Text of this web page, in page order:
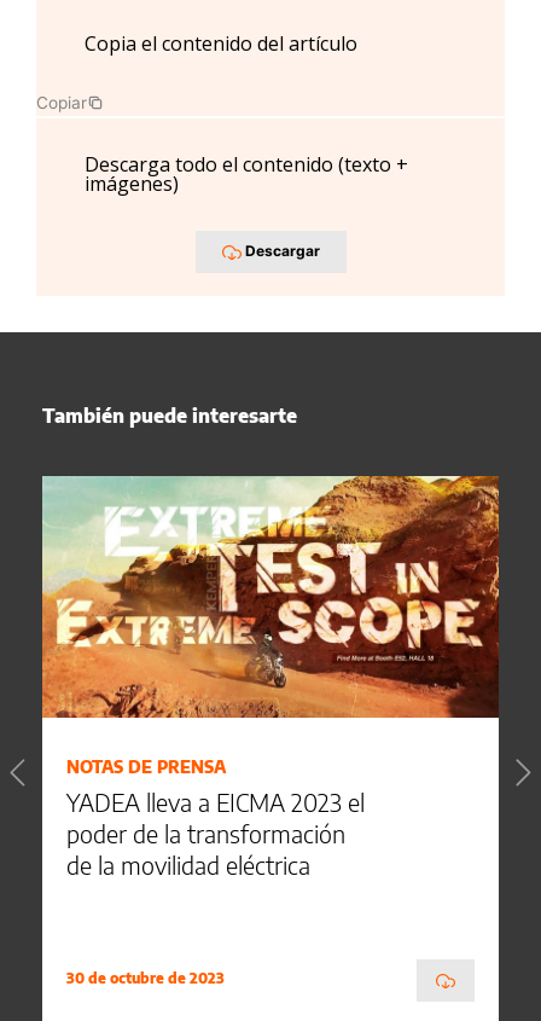
Copia el contenido del artículo
Copiar
Descarga todo el contenido (texto +
imágenes)
Descargar
También puede interesarte
NOTAS DE PRENSA
YADEA lleva a EICMA 2023 el
poder de la transformación
de la movilidad eléctrica
30 de octubre de 2023